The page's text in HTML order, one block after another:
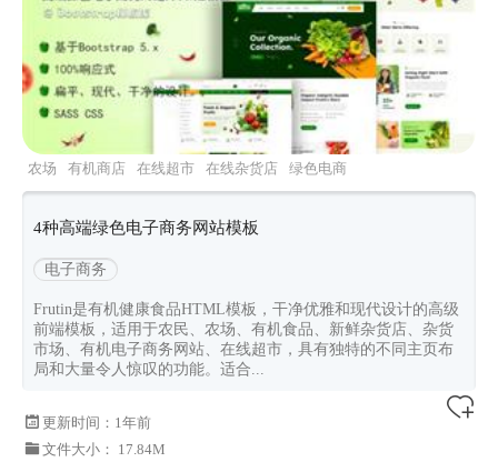
农场 有机商店 在线超市 在线杂货店 绿色电商
4种高端绿色电子商务网站模板
电子商务
Frutin是有机健康食品HTML模板，干净优雅和现代设计的高级
前端模板，适用于农民、农场、有机食品、新鲜杂货店、杂货
市场、有机电子商务网站、在线超市，具有独特的不同主页布
局和大量令人惊叹的功能。适合...
更新时间： 1年前
文件大小： 17.84M